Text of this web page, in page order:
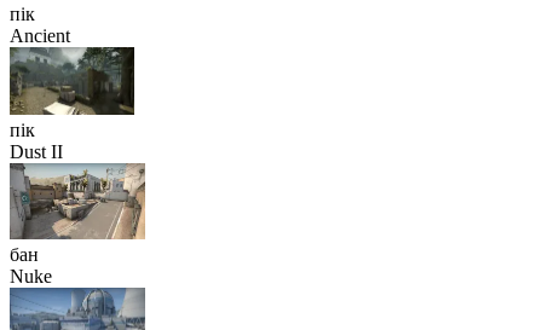
пік
Ancient
пік
Dust II
бан
Nuke